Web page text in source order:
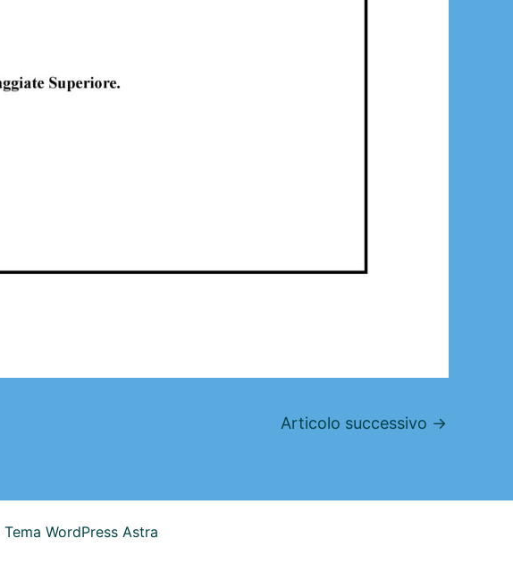
Articolo successivo →
Tema WordPress Astra